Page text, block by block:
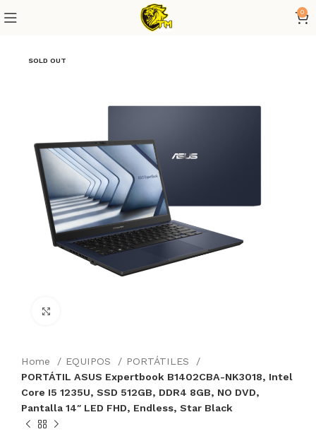
0
SOLD OUT
Home EQUIPOS
PORTÁTILES
PORTÁTIL ASUS Expertbook B1402CBA-NK3018, Intel
Core I5 1235U, SSD 512GB, DDR4 8GB, NO DVD,
Pantalla 14″ LED FHD, Endless, Star Black